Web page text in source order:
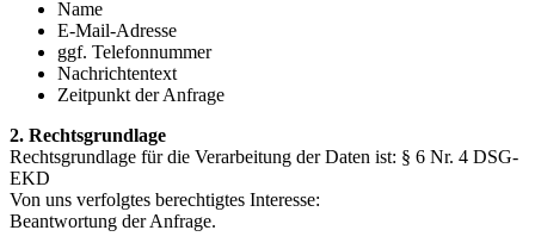
Name
E-Mail-Adresse
ggf. Telefonnummer
Nachrichtentext
Zeitpunkt der Anfrage
2. Rechtsgrundlage
Rechtsgrundlage für die Verarbeitung der Daten ist: § 6 Nr. 4 DSG-
EKD
Von uns verfolgtes berechtigtes Interesse:
Beantwortung der Anfrage.